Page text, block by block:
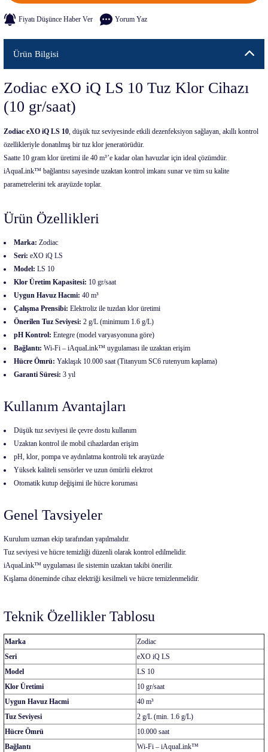
Fiyatı Düşünce Haber Ver Yorum Yaz
Ürün Bilgisi
Zodiac eXO iQ LS 10 Tuz Klor Cihazı
(10 gr/saat)
Zodiac eXO iQ LS 10, düşük tuz seviyesinde etkili dezenfeksiyon sağlayan, akıllı kontrol
özellikleriyle donatılmış bir tuz klor jeneratörüdür.
Saatte 10 gram klor üretimi ile 40 m³’e kadar olan havuzlar için ideal çözümdür.
iAquaLink™ bağlantısı sayesinde uzaktan kontrol imkanı sunar ve tüm su kalite
parametrelerini tek arayüzde toplar.
Ürün Özellikleri
Marka: Zodiac
Seri: eXO iQ LS
Model: LS 10
Klor Üretim Kapasitesi: 10 gr/saat
Uygun Havuz Hacmi: 40 m³
Çalışma Prensibi: Elektroliz ile tuzdan klor üretimi
Önerilen Tuz Seviyesi: 2 g/L (minimum 1.6 g/L)
pH Kontrol: Entegre (model varyasyonuna göre)
Bağlantı: Wi-Fi – iAquaLink™ uygulaması ile uzaktan erişim
Hücre Ömrü: Yaklaşık 10.000 saat (Titanyum SC6 rutenyum kaplama)
Garanti Süresi: 3 yıl
Kullanım Avantajları
Düşük tuz seviyesi ile çevre dostu kullanım
Uzaktan kontrol ile mobil cihazlardan erişim
pH, klor, pompa ve aydınlatma kontrolü tek arayüzde
Yüksek kaliteli sensörler ve uzun ömürlü elektrot
Otomatik kutup değişimi ile hücre koruması
Genel Tavsiyeler
Kurulum uzman ekip tarafından yapılmalıdır.
Tuz seviyesi ve hücre temizliği düzenli olarak kontrol edilmelidir.
iAquaLink™ uygulaması ile sistemin uzaktan takibi önerilir.
Kışlama döneminde cihaz elektriği kesilmeli ve hücre temizlenmelidir.
Teknik Özellikler Tablosu
Marka
Zodiac
Seri
eXO iQ LS
Model
LS 10
Klor Üretimi
10 gr/saat
Uygun Havuz Hacmi
40 m³
Tuz Seviyesi
2 g/L (min. 1.6 g/L)
Hücre Ömrü
10.000 saat
Bağlantı
Wi-Fi – iAquaLink™